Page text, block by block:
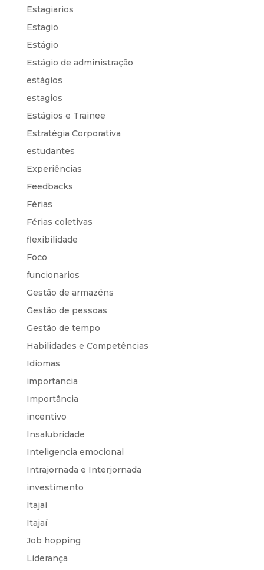
Estagiarios
Estagio
Estágio
Estágio de administração
estágios
estagios
Estágios e Trainee
Estratégia Corporativa
estudantes
Experiências
Feedbacks
Férias
Férias coletivas
flexibilidade
Foco
funcionarios
Gestão de armazéns
Gestão de pessoas
Gestão de tempo
Habilidades e Competências
Idiomas
importancia
Importância
incentivo
Insalubridade
Inteligencia emocional
Intrajornada e Interjornada
investimento
Itajaí
Itajaí
Job hopping
Liderança